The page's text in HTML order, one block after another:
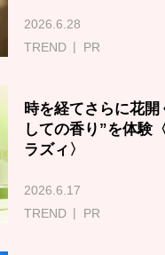
2026.6.28
TREND
PR
時を経てさらに花
しての香り”を体験
ラズィ〉
2026.6.17
TREND
PR